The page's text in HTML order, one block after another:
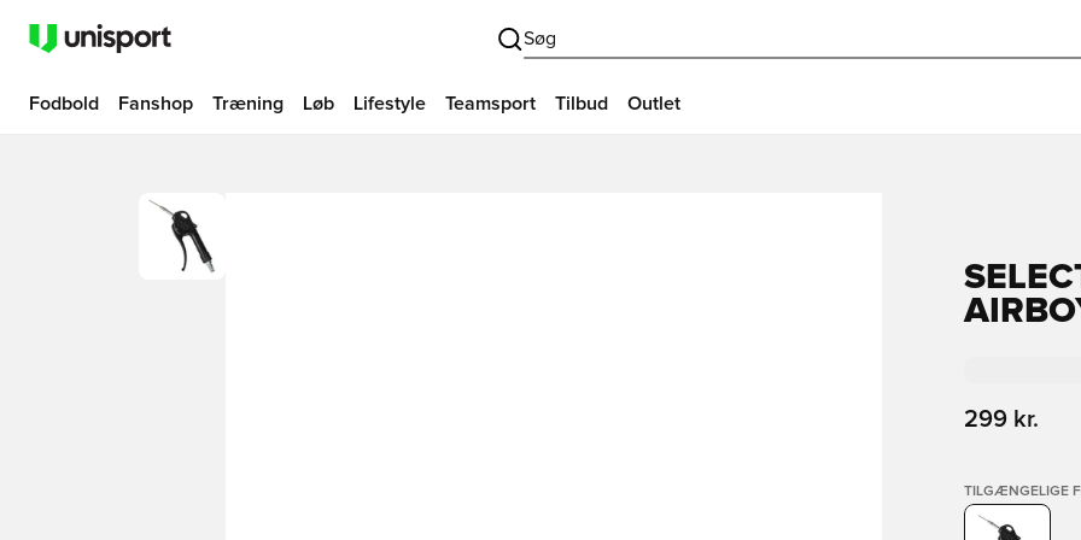
Søg
Fodbold Fanshop Træning Løb Lifestyle Teamsport Tilbud Outlet
299 kr.
TILGÆNGELIGE